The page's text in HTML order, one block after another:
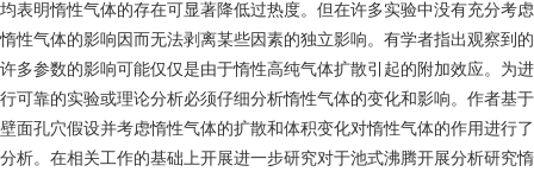
均表明惰性气体的存在可显著降低过热度。但在许多实验中没有充分考虑
惰性气体的影响因而无法剥离某些因素的独立影响。有学者指出观察到的
许多参数的影响可能仅仅是由于惰性高纯气体扩散引起的附加效应。为进
行可靠的实验或理论分析必须仔细分析惰性气体的变化和影响。作者基于
壁面孔穴假设并考虑惰性气体的扩散和体积变化对惰性气体的作用进行了
分析。在相关工作的基础上开展进一步研究对于池式沸腾开展分析研究惰